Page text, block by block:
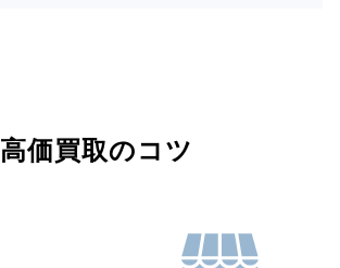
高価買取のコツ